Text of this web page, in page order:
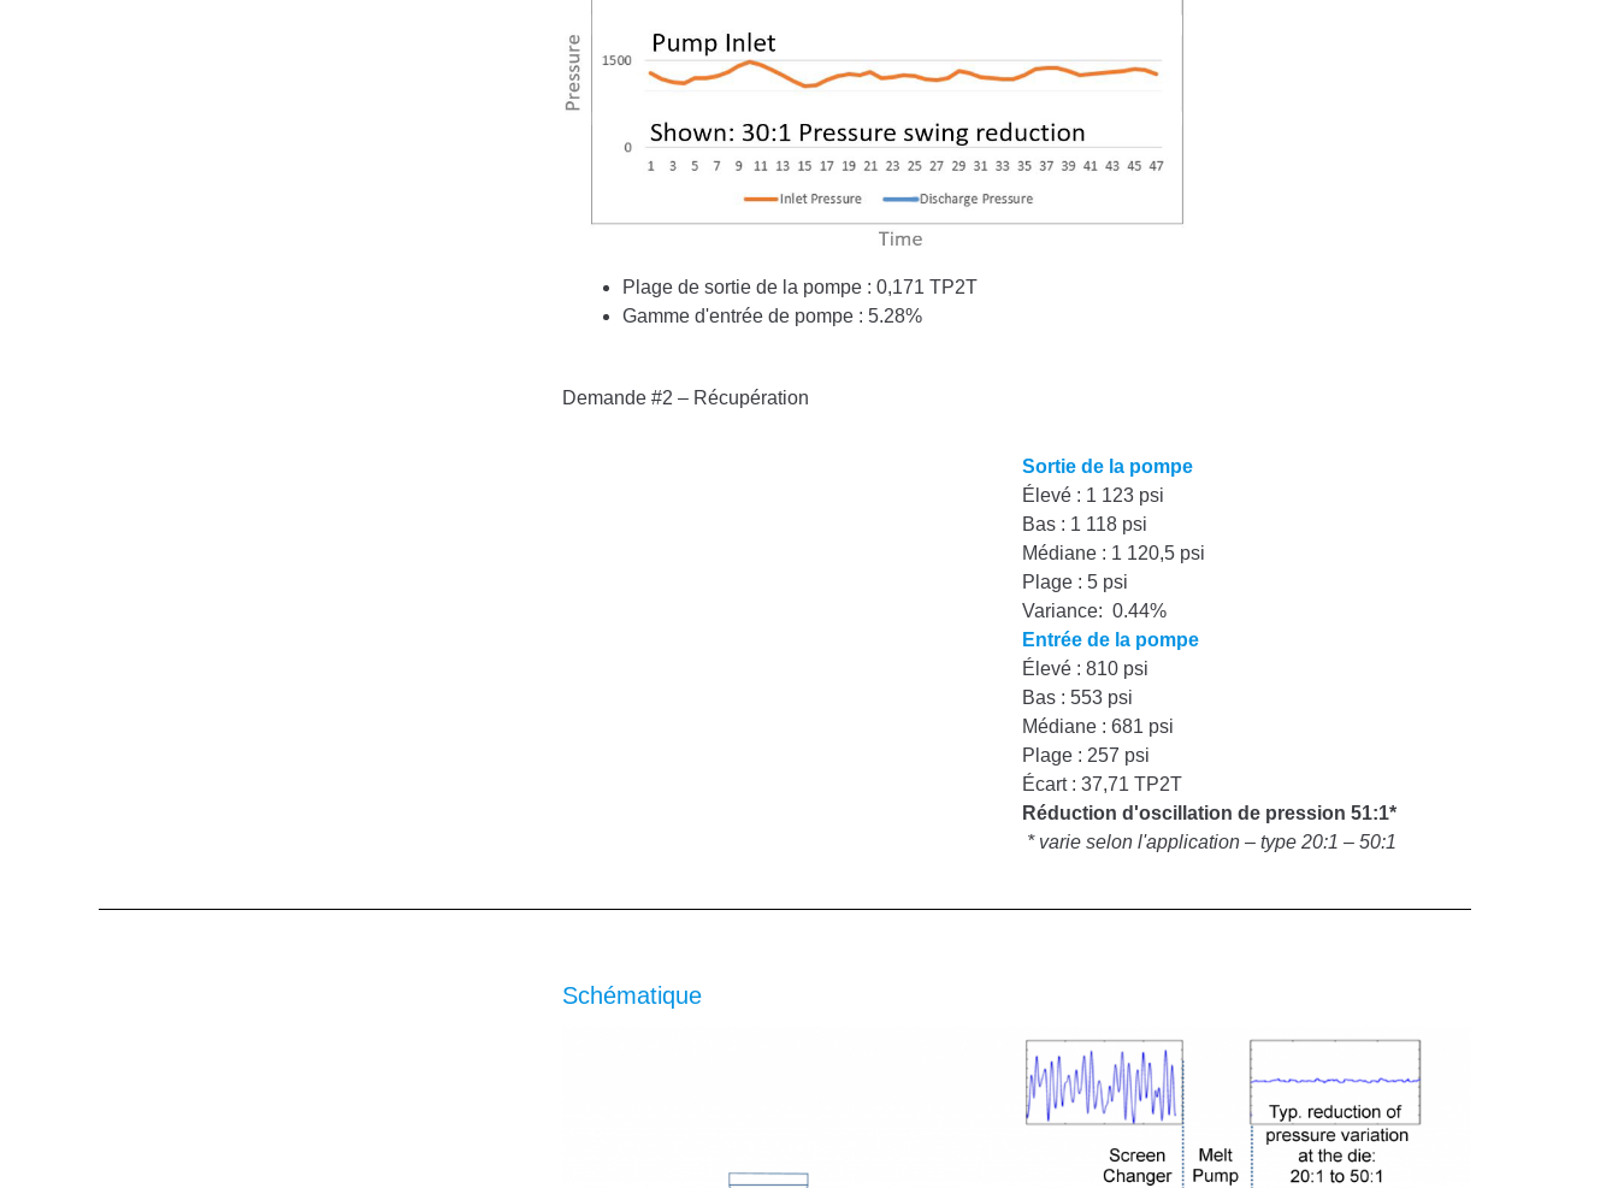
Plage de sortie de la pompe : 0,171 TP2T
Gamme d'entrée de pompe : 5.28%
Demande #2 – Récupération
Sortie de la pompe
Élevé : 1 123 psi
Bas : 1 118 psi
Médiane : 1 120,5 psi
Plage : 5 psi
Variance: 0.44%
Entrée de la pompe
Élevé : 810 psi
Bas : 553 psi
Médiane : 681 psi
Plage : 257 psi
Écart : 37,71 TP2T
Réduction d'oscillation de pression 51:1*
* varie selon l'application – type 20:1 – 50:1
Schématique